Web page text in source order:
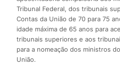
Tribunal Federal, dos tribunais
Contas da União de 70 para 75
idade máxima de 65 anos para
tribunais superiores e aos
para a nomeação dos ministros
União.